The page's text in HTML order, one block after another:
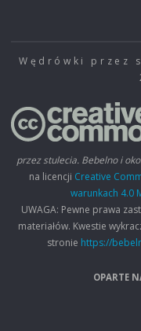
Wędrówki przez
przez stulecia. Bebelno i
na licencji Creative
warunkach 4.0
UWAGA: Pewne prawa
materiałów. Kwestie
stronie https://
OPARTE